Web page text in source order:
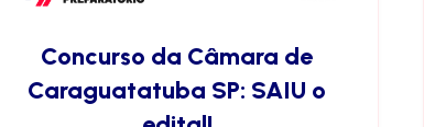
Concurso da Câmara de
Caraguatatuba SP: SAIU o